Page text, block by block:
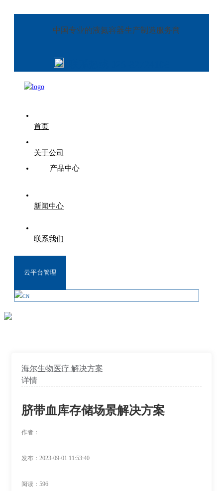
中国专业的液氮容器生产制造服务商
首页
关于公司
产品中心
新闻中心
联系我们
云平台管理
CN
海尔生物医疗 解决方案
详情
脐带血库存储场景解决方案
作者：
发布：2023-09-01 11:53:40
阅读：596